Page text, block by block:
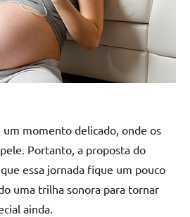
um momento delicado, onde os
Portanto, a proposta do
essa jornada fique um pouco
uma trilha sonora para tornar
ainda.